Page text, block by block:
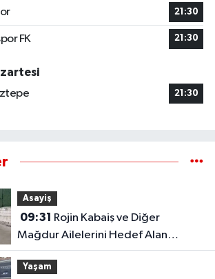
21:30
FK 21:30
21:30
Asayiş
09:31
Mağdur Ailelerini Hedef Alan
Şebekeye Operasyon
Yaşam